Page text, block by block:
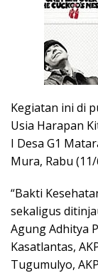
Kegiatan ini di
Usia Harapan
I Desa G1
Mura, Rabu
“Bakti
sekaligus
Agung Adhitya
Kasatlantas,
Tugumulyo,